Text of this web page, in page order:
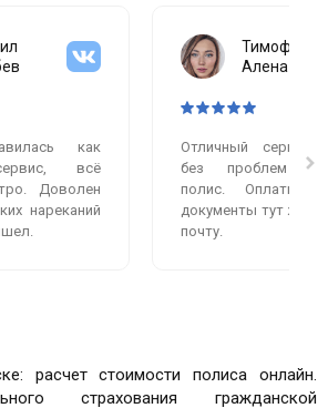
как
всё
Доволен
нареканий
Тимофеева
Алена
Отличный сервис.
без проблем
полис.
документы тут же
почту.
расчет стоимости полиса онлайн.
страхования гражданской